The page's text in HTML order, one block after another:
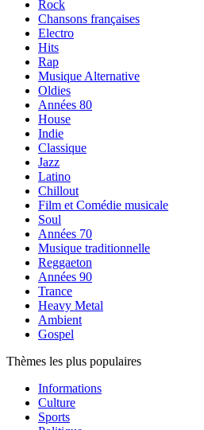
Rock
Chansons françaises
Electro
Hits
Rap
Musique Alternative
Oldies
Années 80
House
Indie
Classique
Jazz
Latino
Chillout
Film et Comédie musicale
Soul
Années 70
Musique traditionnelle
Reggaeton
Années 90
Trance
Heavy Metal
Ambient
Gospel
Thèmes les plus populaires
Informations
Culture
Sports